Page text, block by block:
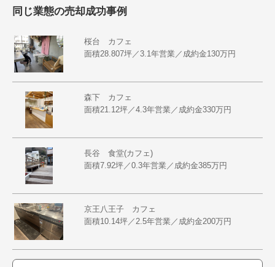
同じ業態の売却成功事例
桜台 カフェ
面積28.807坪／3.1年営業／成約金130万円
森下 カフェ
面積21.12坪／4.3年営業／成約金330万円
長谷 食堂(カフェ)
面積7.92坪／0.3年営業／成約金385万円
京王八王子 カフェ
面積10.14坪／2.5年営業／成約金200万円